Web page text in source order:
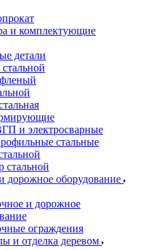
и комплектующие
детали
и электросварные
стальные
стальной
дорожное оборудование
и дорожное
ограждения
и отделка деревом